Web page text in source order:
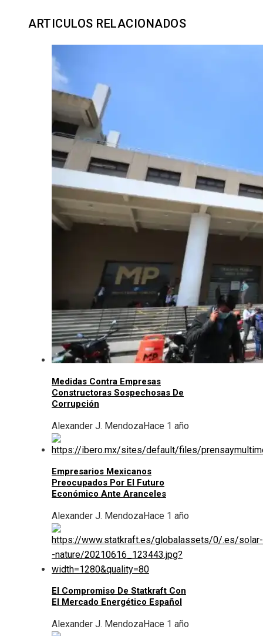
ARTICULOS RELACIONADOS
Medidas Contra Empresas
Constructoras Sospechosas De
Corrupción
Alexander J. MendozaHace 1 año
Empresarios Mexicanos
Preocupados Por El Futuro
Económico Ante Aranceles
Alexander J. MendozaHace 1 año
El Compromiso De Statkraft Con
El Mercado Energético Español
Alexander J. MendozaHace 1 año